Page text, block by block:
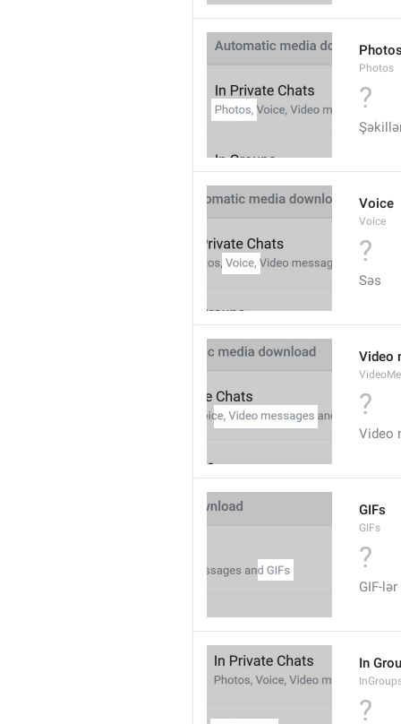
Photos
?
Voice
Voice
?
Səs
Video
?
Video
GIFs
GIFs
?
GIF-lər
In
?